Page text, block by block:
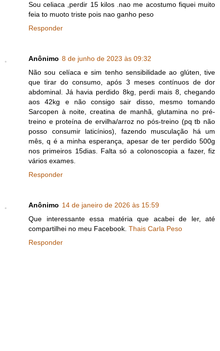
Sou celiaca ,perdir 15 kilos .nao me acostumo fiquei muito
feia to muoto triste pois nao ganho peso
Responder
Anônimo 8 de junho de 2023 às 09:32
Não sou celíaca e sim tenho sensibilidade ao glúten, tive
que tirar do consumo, após 3 meses contínuos de dor
abdominal. Já havia perdido 8kg, perdi mais 8, chegando
aos 42kg e não consigo sair disso, mesmo tomando
Sarcopen à noite, creatina de manhã, glutamina no pré-
treino e proteína de ervilha/arroz no pós-treino (pq tb não
posso consumir laticínios), fazendo musculação há um
mês, q é a minha esperança, apesar de ter perdido 500g
nos primeiros 15dias. Falta só a colonoscopia a fazer, fiz
vários exames.
Responder
Anônimo 14 de janeiro de 2026 às 15:59
Que interessante essa matéria que acabei de ler, até
compartilhei no meu Facebook. Thais Carla Peso
Responder